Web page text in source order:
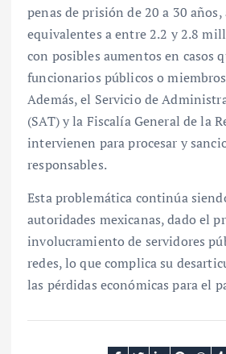
penas de prisión de 20 a 30
equivalentes a entre 2.2 y 2.8
con posibles aumentos en casos
funcionarios públicos o
Además, el Servicio de
(SAT) y la Fiscalía General de la
intervienen para procesar y
responsables.
Esta problemática continúa
autoridades mexicanas, dado el
involucramiento de servidores
redes, lo que complica su
las pérdidas económicas para el